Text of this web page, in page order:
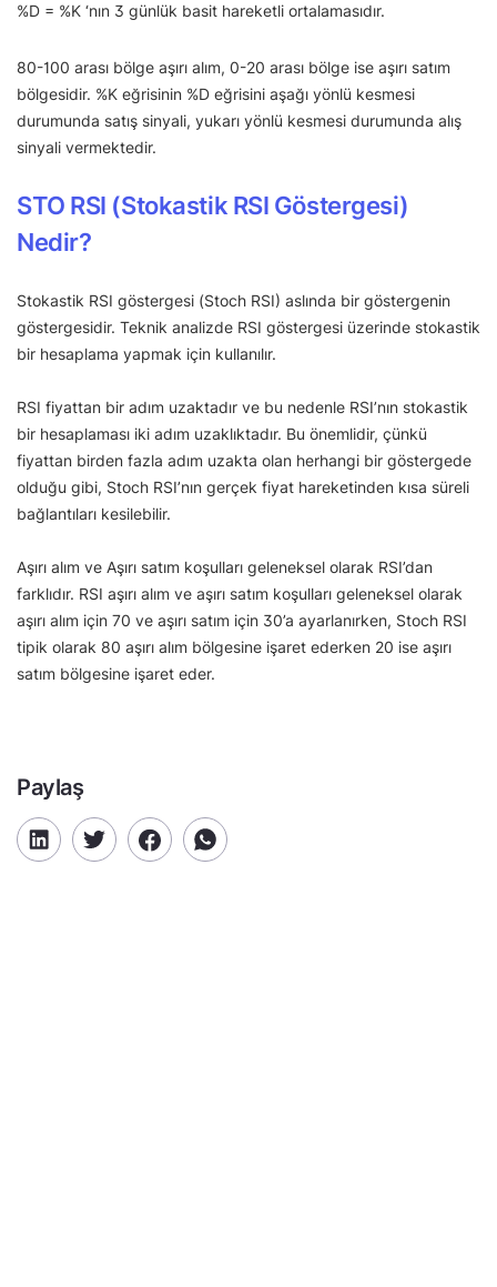
%D = %K ‘nın 3 günlük basit hareketli ortalamasıdır.
80-100 arası bölge aşırı alım, 0-20 arası bölge ise aşırı satım
bölgesidir. %K eğrisinin %D eğrisini aşağı yönlü kesmesi
durumunda satış sinyali, yukarı yönlü kesmesi durumunda alış
sinyali vermektedir.
STO RSI (Stokastik RSI Göstergesi)
Nedir?
Stokastik RSI göstergesi (Stoch RSI) aslında bir göstergenin
göstergesidir. Teknik analizde RSI göstergesi üzerinde stokastik
bir hesaplama yapmak için kullanılır.
RSI fiyattan bir adım uzaktadır ve bu nedenle RSI’nın stokastik
bir hesaplaması iki adım uzaklıktadır. Bu önemlidir, çünkü
fiyattan birden fazla adım uzakta olan herhangi bir göstergede
olduğu gibi, Stoch RSI’nın gerçek fiyat hareketinden kısa süreli
bağlantıları kesilebilir.
Aşırı alım ve Aşırı satım koşulları geleneksel olarak RSI’dan
farklıdır. RSI aşırı alım ve aşırı satım koşulları geleneksel olarak
aşırı alım için 70 ve aşırı satım için 30’a ayarlanırken, Stoch RSI
tipik olarak 80 aşırı alım bölgesine işaret ederken 20 ise aşırı
satım bölgesine işaret eder.
Paylaş